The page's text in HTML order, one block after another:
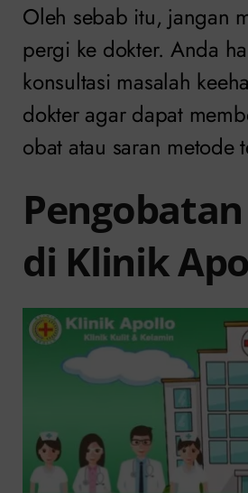
Oleh sebab itu, jangan
pergi ke dokter. Anda
konsultasi masalah
dokter agar dapat
obat atau saran metode
di Klinik